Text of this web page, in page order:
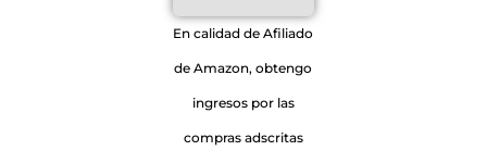
En calidad de Afiliado
de Amazon, obtengo
ingresos por las
compras adscritas